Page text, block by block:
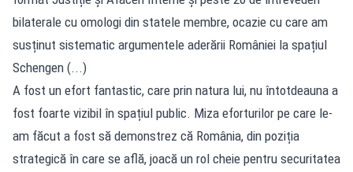
bilaterale cu omologi din statele membre, ocazie cu care am
susținut sistematic argumentele aderării României la spațiul
Schengen (...)
A fost un efort fantastic, care prin natura lui, nu întotdeauna a
fost foarte vizibil în spațiul public. Miza eforturilor pe care le-
am făcut a fost să demonstrez că România, din poziția
strategică în care se află, joacă un rol cheie pentru securitatea